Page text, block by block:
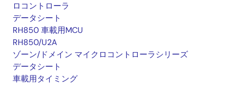
ロコントローラ
データシート
RH850 車載用MCU
RH850/U2A
ゾーン/ドメイン マイクロコントローラシリーズ
データシート
車載用タイミング